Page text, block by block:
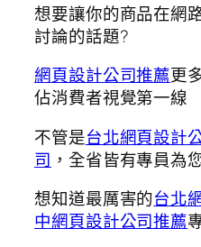
想要讓你的商品在網
討論的話題?
網頁設計公司推薦更
佔消費者視覺第一線
不管是台北網頁設計
司 ，全省皆有專員為
想知道最厲害的台北
中網頁設計公司推薦